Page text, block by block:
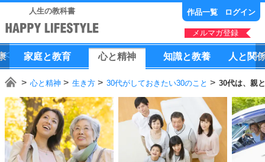
人生の教科書 作品一覧 ログイン
メルマガ登録
家庭と教育 心と精神 知識と教養 人 と 関
心と精神 生き方 30代がしておきたい30のこと 30代は、親